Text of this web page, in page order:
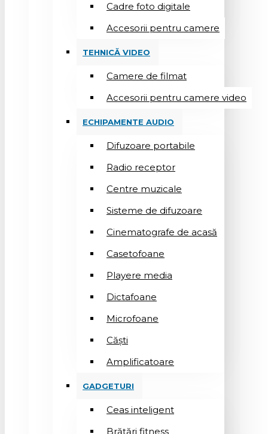
Cadre foto digitale
Accesorii pentru camere
TEHNICĂ VIDEO
Camere de filmat
Accesorii pentru camere video
ECHIPAMENTE AUDIO
Difuzoare portabile
Radio receptor
Centre muzicale
Sisteme de difuzoare
Cinematografe de acasă
Casetofoane
Playere media
Dictafoane
Microfoane
Căşti
Amplificatoare
GADGETURI
Ceas inteligent
Brățări fitness